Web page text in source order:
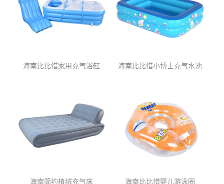
海南比比惜家用充气浴缸 海南比比惜小博士充气水池
海南简约植绒充气床 海南比比惜婴儿游泳圈